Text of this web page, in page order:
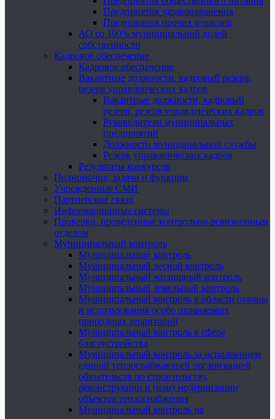
Предприятия здравоохранения
Предприятия прочих отраслей
АО со 100% муниципальной долей
собственности
Кадровое обеспечение
Кадровое обеспечение
Вакантные должности, кадровый резерв,
резерв управленческих кадров
Вакантные должности, кадровый
резерв, резерв управленческих кадров
Руководители муниципальных
предприятий
Должности муниципальной службы
Резерв управленческих кадров
Результаты конкурсов
Полномочия, задачи и функции
Учрежденные СМИ
Партнерские связи
Информационные системы
Проверки, проведенные контрольно-ревизионным
отделом
Муниципальный контроль
Муниципальный контроль
Муниципальный лесной контроль
Муниципальный жилищный контроль
Муниципальный земельный контроль
Муниципальный контроль в области охраны
и использования особо охраняемых
природных территорий
Муниципальный контроль в сфере
благоустройства
Муниципальный контроль за исполнением
единой теплоснабжающей организацией
обязательств по строительству,
реконструкции и (или) модернизации
объектов теплоснабжения
Муниципальный контроль на